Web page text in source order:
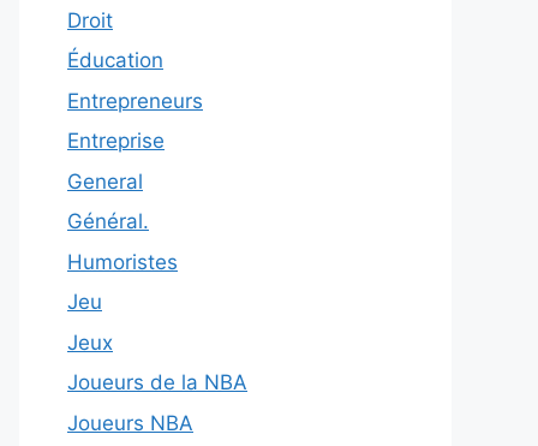
Droit
Éducation
Entrepreneurs
Entreprise
General
Général.
Humoristes
Jeu
Jeux
Joueurs de la NBA
Joueurs NBA